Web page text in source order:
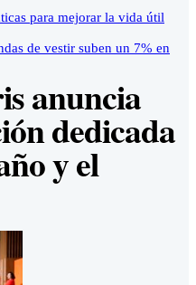
para mejorar la vida útil
de vestir suben un 7% en
anuncia
dedicada
y el